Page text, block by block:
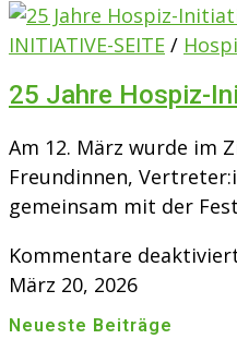
INITIATIVE-SEITE /
25 Jahre Hospiz-
Am 12. März wurde im
Freundinnen,
gemeinsam mit der
Kommentare
März 20, 2026
Neueste Beiträge